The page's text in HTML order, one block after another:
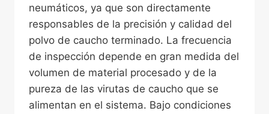
neumáticos, ya que son directamente
responsables de la precisión y calidad del
polvo de caucho terminado. La frecuencia
de inspección depende en gran medida del
volumen de material procesado y de la
pureza de las virutas de caucho que se
alimentan en el sistema. Bajo condiciones